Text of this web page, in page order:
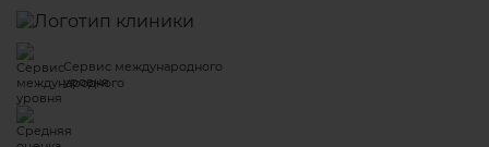
Сервис международного
уровня